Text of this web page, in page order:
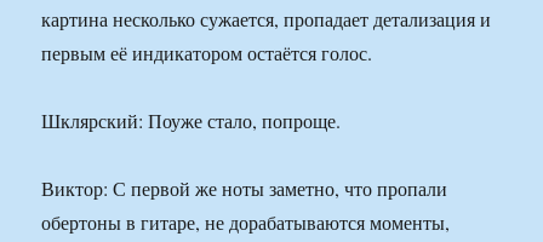
картина несколько сужается, пропадает детализация и
первым её индикатором остаётся голос.
Шклярский: Поуже стало, попроще.
Виктор: С первой же ноты заметно, что пропали
обертоны в гитаре, не дорабатываются моменты,